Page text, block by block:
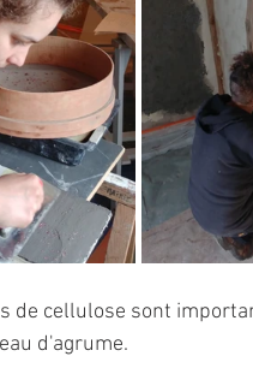
de cellulose sont
d'agrume.